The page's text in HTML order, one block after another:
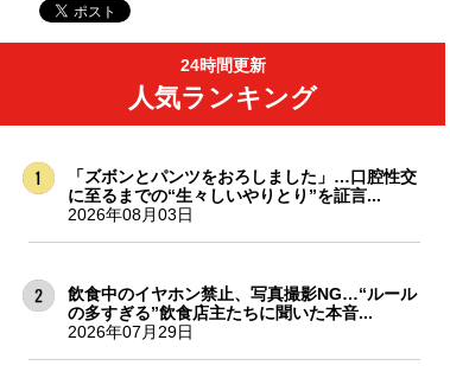
24時間更新
人気ランキング
「ズボンとパンツをおろしました」…口腔性交
に至るまでの“生々しいやりとり”を証言...
2026年08月03日
飲食中のイヤホン禁止、写真撮影NG…“ルール
の多すぎる”飲食店主たちに聞いた本音...
2026年07月29日